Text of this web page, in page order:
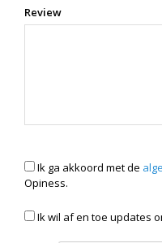
Review
Ik ga akkoord met de
Opiness.
Ik wil af en toe updates